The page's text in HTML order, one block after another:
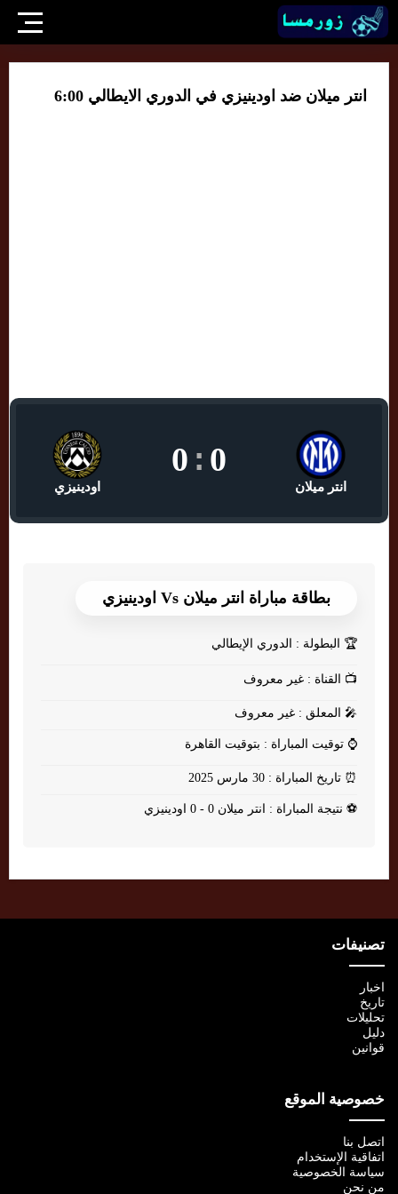
انتر ميلان ضد اودينيزي في الدوري الايطالي 6:00
انتر ميلان
0
:
0
اودينيزي
بطاقة مباراة انتر ميلان Vs اودينيزي
🏆 البطولة : الدوري الإيطالي
📺 القناة : غير معروف
🎤 المعلق : غير معروف
⌚ توقيت المباراة : بتوقيت القاهرة
⏰ تاريخ المباراة : 30 مارس 2025
⚽ نتيجة المباراة : انتر ميلان 0 - 0 اودينيزي
تصنيفات
اخبار
تاريخ
تحليلات
دليل
قوانين
خصوصية الموقع
اتصل بنا
اتفاقية الإستخدام
سياسة الخصوصية
من نحن